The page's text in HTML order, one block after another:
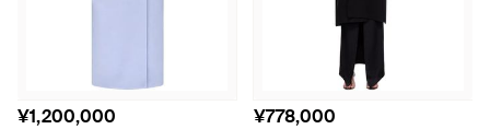
¥1,200,000 ¥778,000